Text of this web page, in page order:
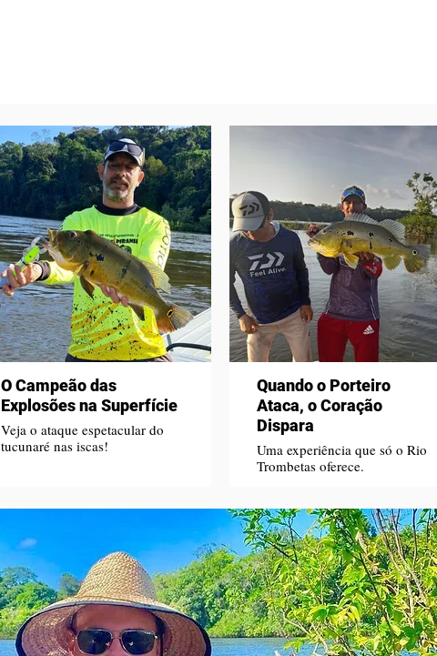
O Campeão das
Explosões na Superfície
Veja o ataque espetacular do
tucunaré nas iscas!
Quando o Porteiro
Ataca, o Coração
Dispara
Uma experiência que só o Rio
Trombetas oferece.